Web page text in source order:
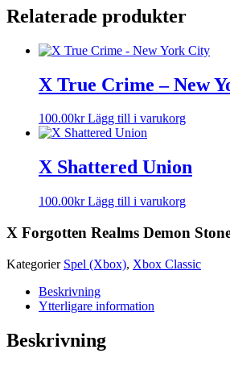
Relaterade produkter
X True Crime – New
100.00kr Lägg till i varukorg
X Shattered Union
100.00kr Lägg till i varukorg
X Forgotten Realms Demon
Kategorier Spel (Xbox), Xbox Classic
Beskrivning
Ytterligare information
Beskrivning